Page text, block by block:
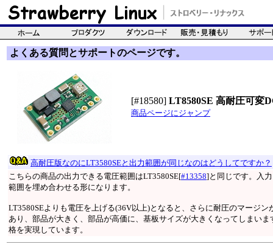
よくある質問とサポートのページです。
[#18580] LT8580SE 高耐圧可変
商品ページにジャンプ
高耐圧版なのにLT3580SEと出力範囲が同じなのはどうしてですか？
こちらの商品の出力できる電圧範囲はLT3580SE[#13358]と同じです。入
範囲を埋め合わせる形になります。
LT3580SEよりも電圧を上げる(36V以上)となると、さらに耐圧のマージ
あり、部品が大きく、部品が高価に、基板サイズが大きくなってしまい
格を実現しています。